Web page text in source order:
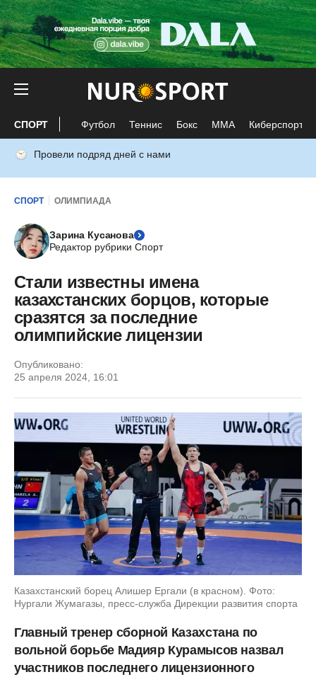
СПОРТ Футбол Теннис Бокс ММА Киберспорт
Провели подряд дней с нами
СПОРТ ОЛИМПИАДА
Зарина Кусанова
Редактор рубрики Спорт
Стали известны имена
казахстанских борцов, которые
сразятся за последние
олимпийские лицензии
Опубликовано:
25 апреля 2024, 16:01
Казахстанский борец Алишер Ергали (в красном). Фото:
Нургали Жумагазы, пресс-служба Дирекции развития спорта
Главный тренер сборной Казахстана по
вольной борьбе Мадияр Курамысов назвал
участников последнего лицензионного